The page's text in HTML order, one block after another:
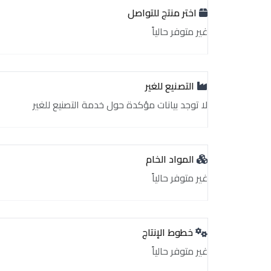
اختر منتج للتواصل
غير متوفر حالياً
التصنيع للغير
لا توجد بيانات مؤكدة حول خدمة التصنيع للغير
المواد الخام
غير متوفر حالياً
خطوط الإنتاج
غير متوفر حالياً